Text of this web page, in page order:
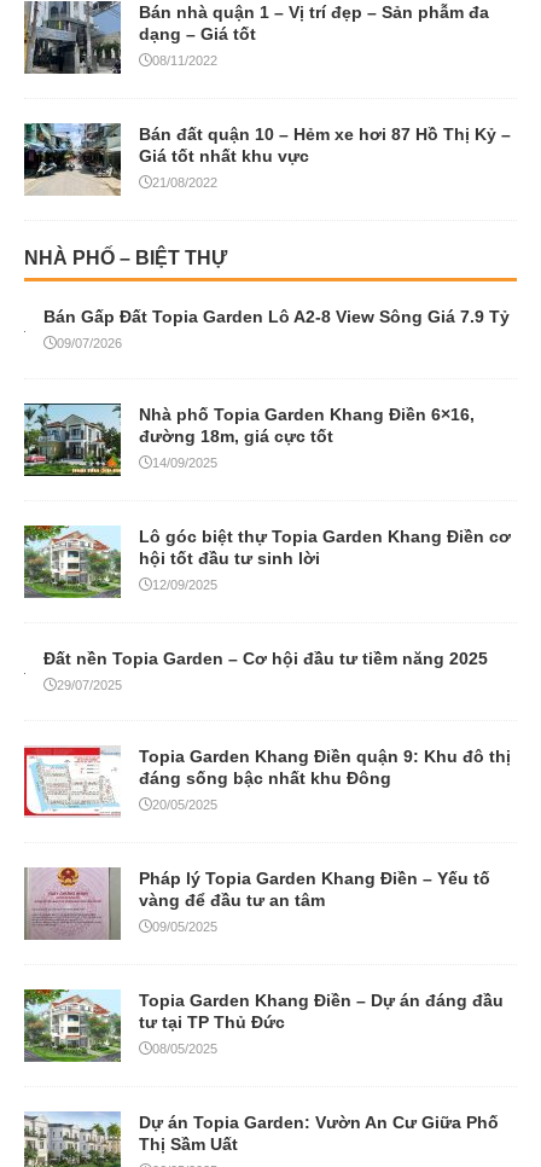
Bán nhà quận 1 – Vị trí đẹp – Sản phẫm đa
dạng – Giá tốt
08/11/2022
Bán đất quận 10 – Hẻm xe hơi 87 Hồ Thị Kỷ –
Giá tốt nhất khu vực
21/08/2022
NHÀ PHỐ – BIỆT THỰ
Bán Gấp Đất Topia Garden Lô A2-8 View Sông Giá 7.9 Tỷ
09/07/2026
Nhà phố Topia Garden Khang Điền 6×16,
đường 18m, giá cực tốt
14/09/2025
Lô góc biệt thự Topia Garden Khang Điền cơ
hội tốt đầu tư sinh lời
12/09/2025
Đất nền Topia Garden – Cơ hội đầu tư tiềm năng 2025
29/07/2025
Topia Garden Khang Điền quận 9: Khu đô thị
đáng sống bậc nhất khu Đông
20/05/2025
Pháp lý Topia Garden Khang Điền – Yếu tố
vàng để đầu tư an tâm
09/05/2025
Topia Garden Khang Điền – Dự án đáng đầu
tư tại TP Thủ Đức
08/05/2025
Dự án Topia Garden: Vườn An Cư Giữa Phố
Thị Sầm Uất